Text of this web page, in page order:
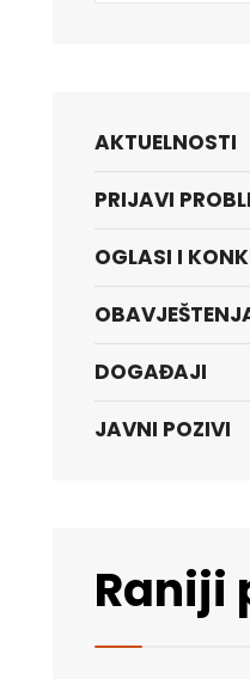
AKTUELNOSTI
PRIJAVI
OGLASI I
DOGAĐAJI
JAVNI POZIVI
Raniji